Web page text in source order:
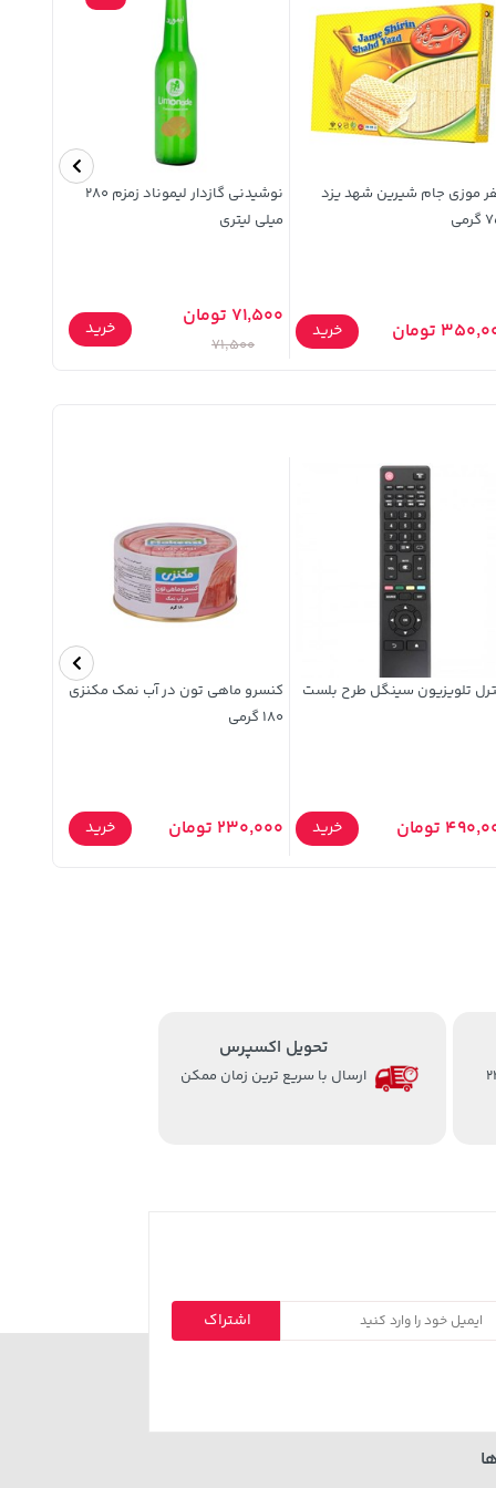
موزی جام شیرین شهد یزد
تومان خرید
نوشیدنی گازدار لیموناد زمزم 280
میلی لیتری
71,500 تومان
71,500
خرید
تلویزیون سینگل طرح بلست
تومان خرید
کنسرو ماهی تون در آب نمک مکنزی
180 گرمی
230,000 تومان خرید
8 الی 24
تحویل اکسپرس
ارسال با سریع ترین زمان ممکن
اشتراک